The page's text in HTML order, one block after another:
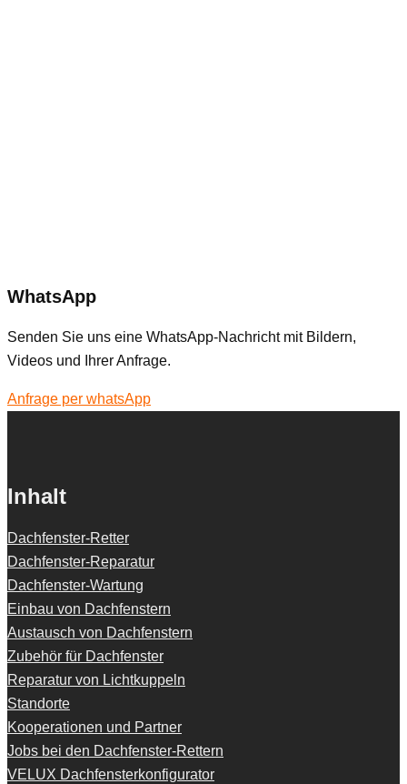
WhatsApp
Senden Sie uns eine WhatsApp-Nachricht mit Bildern,
Videos und Ihrer Anfrage.
Anfrage per whatsApp
Inhalt
Dachfenster-Retter
Dachfenster-Reparatur
Dachfenster-Wartung
Einbau von Dachfenstern
Austausch von Dachfenstern
Zubehör für Dachfenster
Reparatur von Lichtkuppeln
Standorte
Kooperationen und Partner
Jobs bei den Dachfenster-Rettern
VELUX Dachfensterkonfigurator